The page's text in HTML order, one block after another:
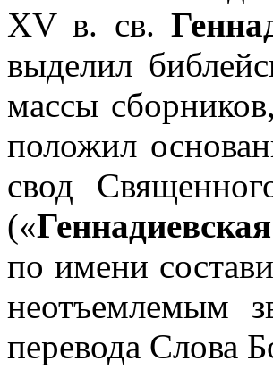
XV в. св.
выделил
массы
положил
свод
(«
по имени
неотъемлемым
перевода Слова